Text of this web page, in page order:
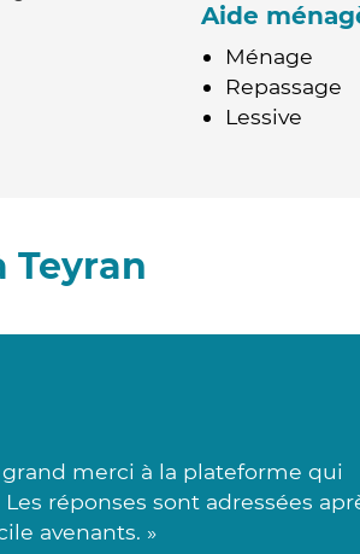
Aide
Ménage
Repassage
Lessive
Teyran
merci à la plateforme qui
réponses sont adressées
avenants. »